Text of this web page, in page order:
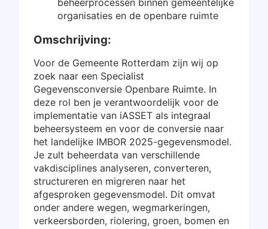
beheerprocessen binnen gemeentelijke
organisaties en de openbare ruimte
Omschrijving:
Voor de Gemeente Rotterdam zijn wij op
zoek naar een Specialist
Gegevensconversie Openbare Ruimte. In
deze rol ben je verantwoordelijk voor de
implementatie van iASSET als integraal
beheersysteem en voor de conversie naar
het landelijke IMBOR 2025-gegevensmodel.
Je zult beheerdata van verschillende
vakdisciplines analyseren, converteren,
structureren en migreren naar het
afgesproken gegevensmodel. Dit omvat
onder andere wegen, wegmarkeringen,
verkeersborden, riolering, groen, bomen en